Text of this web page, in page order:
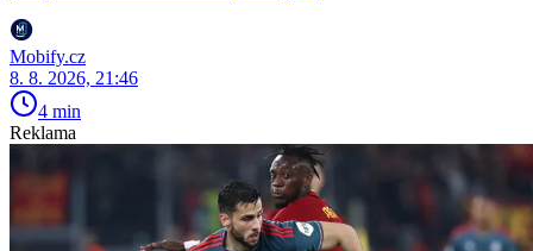
Mobify.cz
8. 8. 2026, 21:46
4 min
Reklama